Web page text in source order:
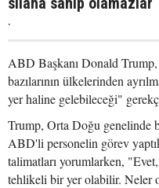
.
ABD Başkanı Donald
bazılarının ülkelerinden
yer haline gelebileceği"
Trump, Orta Doğu genelinde
ABD'li personelin görev
talimatları yorumlarken,
tehlikeli bir yer olabilir. Neler